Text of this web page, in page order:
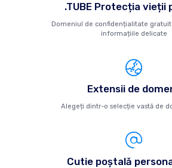
.TUBE Protecția vieții
Domeniul de confidențialitate
informațiile delicate
Extensii de
Alegeți dintr-o selecție vastă de
Cutie poştală